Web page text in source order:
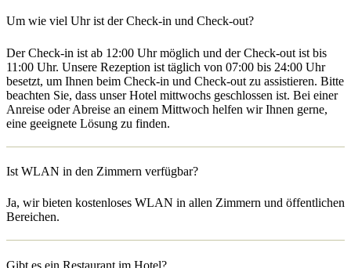
Um wie viel Uhr ist der Check-in und Check-out?
Der Check-in ist ab 12:00 Uhr möglich und der Check-out ist bis
11:00 Uhr. Unsere Rezeption ist täglich von 07:00 bis 24:00 Uhr
besetzt, um Ihnen beim Check-in und Check-out zu assistieren. Bitte
beachten Sie, dass unser Hotel mittwochs geschlossen ist. Bei einer
Anreise oder Abreise an einem Mittwoch helfen wir Ihnen gerne,
eine geeignete Lösung zu finden.
Ist WLAN in den Zimmern verfügbar?
Ja, wir bieten kostenloses WLAN in allen Zimmern und öffentlichen
Bereichen.
Gibt es ein Restaurant im Hotel?